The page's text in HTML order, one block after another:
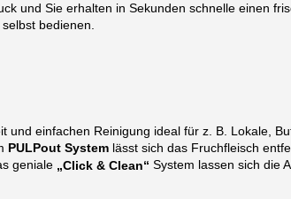
und Sie erhalten in Sekunden schnelle einen
bedienen.
und einfachen Reinigung ideal für z. B. Lokale,
PULPout System lässt sich das Fruchfleisch
geniale „Click & Clean“ System lassen sich die